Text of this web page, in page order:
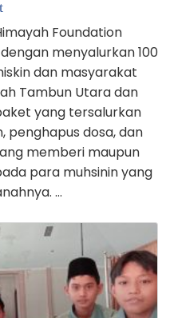
Foundation
menyalurkan 100
dan masyarakat
Tambun Utara dan
yang tersalurkan
penghapus dosa, dan
memberi maupun
para muhsinin yang
…